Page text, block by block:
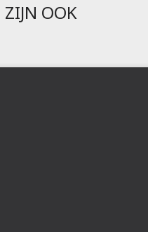
ZIJN OOK